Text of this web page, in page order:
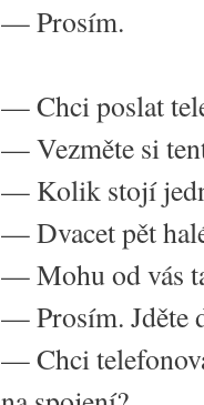
—Prosím.
—Chci poslat
—Vezměte si
— Kolik stojí
—Dvacet pět
—Mohu od vás
—Prosím. Jděte
—Chci